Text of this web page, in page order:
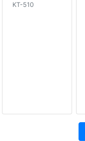
KT-510